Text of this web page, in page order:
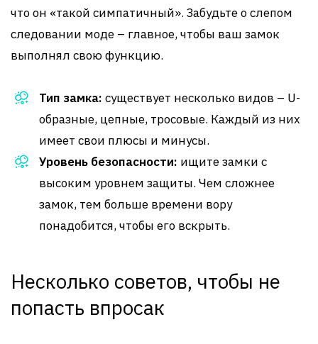
что он «такой симпатичный». Забудьте о слепом
следовании моде – главное, чтобы ваш замок
выполнял свою функцию.
Тип замка: существует несколько видов – U-
образные, цепные, тросовые. Каждый из них
имеет свои плюсы и минусы.
Уровень безопасности: ищите замки с
высоким уровнем защиты. Чем сложнее
замок, тем больше времени вору
понадобится, чтобы его вскрыть.
Несколько советов, чтобы не
попасть впросак